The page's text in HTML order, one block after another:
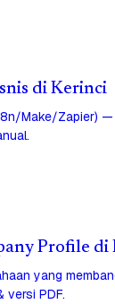
di Kerinci
Make/Zapier) —
Profile di
yang
versi PDF.